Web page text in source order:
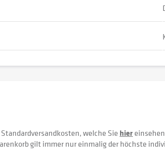
welche Sie hier
gilt immer nur einmalig der höchste